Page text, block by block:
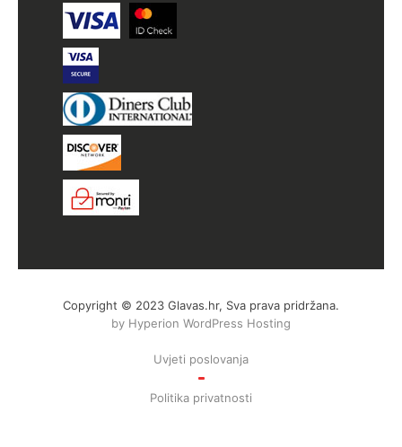
Copyright © 2023 Glavas.hr, Sva prava pridržana.
by Hyperion WordPress Hosting
Uvjeti poslovanja
Politika privatnosti